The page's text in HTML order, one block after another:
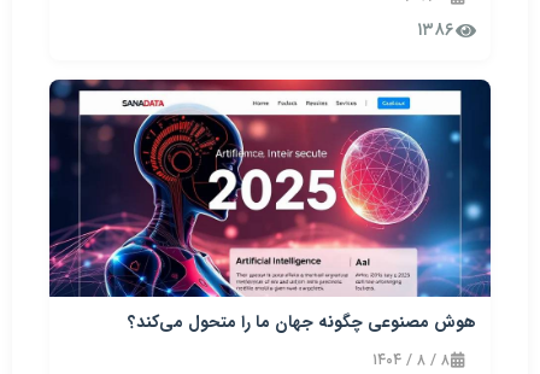
۱۳۸۶
هوش مصنوعی چگونه جهان ما را متحول می‌کند؟
۸ / ۸ / ۱۴۰۴